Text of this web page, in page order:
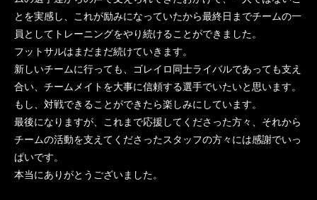
とを実感し、これが励みになっていたから最終日までチームの一
員としてトレーニングをやり続けることができました。
フットサルはまだまだ続けていきます。
新しいチームに行っても、ゴレイロ同士ライバルであっても支え
合い、チームメイトを大事に信頼する選手でいたいと思います。
もし、対戦できることができたら楽しみにしています。
最後になりますが、これまで応援してくださった方々、それから
チームの活動を支えてくださったスタッフの方々には感謝でいっ
ぱいです。
本当にありがとうございました。